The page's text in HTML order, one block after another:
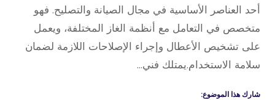
أحد العناصر الأساسية في مجال الصيانة والتصليح. فهو
متخصص في التعامل مع أنظمة الغاز المختلفة، ويعمل
على تشخيص الأعطال وإجراء الإصلاحات اللازمة لضمان
سلامة الاستخدام.يمتلك فني…
شارك هذا الموضوع: